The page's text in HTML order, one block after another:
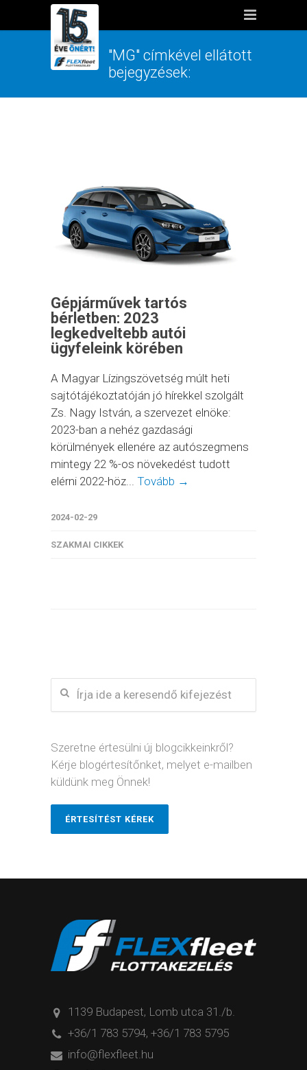
"MG" címkével ellátott
bejegyzések:
Gépjárművek tartós
bérletben: 2023
legkedveltebb autói
ügyfeleink körében
A Magyar Lízingszövetség múlt heti
sajtótájékoztatóján jó hírekkel szolgált
Zs. Nagy István, a szervezet elnöke:
2023-ban a nehéz gazdasági
körülmények ellenére az autószegmens
mintegy 22 %-os növekedést tudott
elérni 2022-höz... Tovább →
2024-02-29
SZAKMAI CIKKEK
Szeretne értesülni új blogcikkeinkről?
Kérje blogértesítőnket, melyet e-mailben
küldünk meg Önnek!
ÉRTESÍTÉST KÉREK
1139 Budapest, Lomb utca 31./b.
+36/1 783 5794, +36/1 783 5795
info@flexfleet.hu